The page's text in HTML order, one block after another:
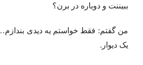
ببیننت و دوباره در برن؟
من گفتم: فقط خواستم یه دیدی
یک دیوار.